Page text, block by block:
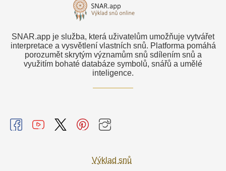
SNAR.app je služba, která uživatelům umožňuje vytvářet
interpretace a vysvětlení vlastních snů. Platforma pomáhá
porozumět skrytým významům snů sdílením snů a
využitím bohaté databáze symbolů, snářů a umělé
inteligence.
Výklad snů